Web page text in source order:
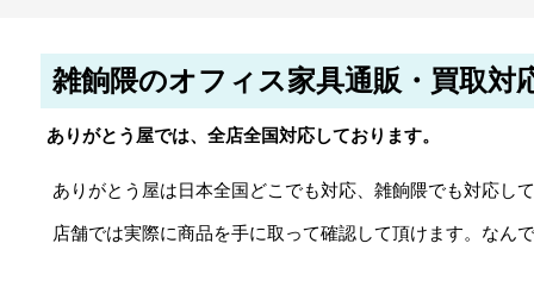
雑餉隈のオフィス家具通販・買取対
ありがとう屋では、全店全国対応しております。
ありがとう屋は日本全国どこでも対応、雑餉隈でも対応し
店舗では実際に商品を手に取って確認して頂けます。なん